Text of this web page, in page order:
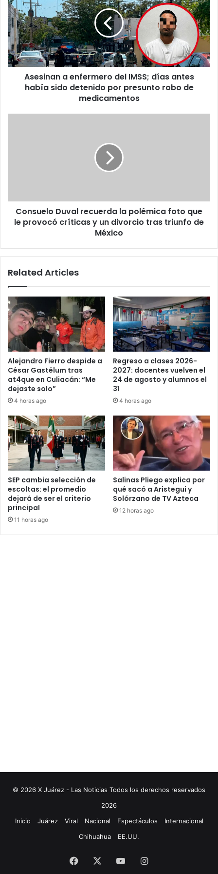
enfermero
del
IMSS;
días
antes
había
sido
detenidoAsesinan a enfermero del IMSS; días antes
había sido detenido por presunto robo de
medicamentos
provocó
críticas
tras
de
Consuelo Duval recuerda la polémica foto que
le provocó críticas y un divorcio tras triunfo de
México
Related Articles
Alejandro Fierro despide a
César Gastélum tras
at4que en Culiacán: “Me
dejaste solo”
4 horas ago
Regreso a clases 2026-
2027: docentes vuelven el
24 de agosto y alumnos el
31
4 horas ago
SEP cambia selección de
escoltas: el promedio
dejará de ser el criterio
principal
11 horas ago
Salinas Pliego explica por
qué sacó a Aristegui y
Solórzano de TV Azteca
12 horas ago
© 2026 X Juárez - Las Noticias Todos los derechos reservados
2026
Inicio
Juárez Viral Nacional Espectáculos
Internacional
Chihuahua
EE.UU.
Facebook YouTubeInstagram